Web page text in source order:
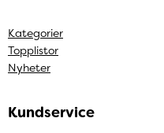
Kategorier
Topplistor
Nyheter
Kundservice